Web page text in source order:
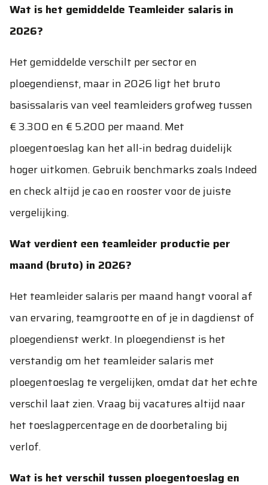
Wat is het gemiddelde Teamleider salaris in
2026?
Het gemiddelde verschilt per sector en
ploegendienst, maar in 2026 ligt het bruto
basissalaris van veel teamleiders grofweg tussen
€ 3.300 en € 5.200 per maand. Met
ploegentoeslag kan het all-in bedrag duidelijk
hoger uitkomen. Gebruik benchmarks zoals Indeed
en check altijd je cao en rooster voor de juiste
vergelijking.
Wat verdient een teamleider productie per
maand (bruto) in 2026?
Het teamleider salaris per maand hangt vooral af
van ervaring, teamgrootte en of je in dagdienst of
ploegendienst werkt. In ploegendienst is het
verstandig om het teamleider salaris met
ploegentoeslag te vergelijken, omdat dat het echte
verschil laat zien. Vraag bij vacatures altijd naar
het toeslagpercentage en de doorbetaling bij
verlof.
Wat is het verschil tussen ploegentoeslag en